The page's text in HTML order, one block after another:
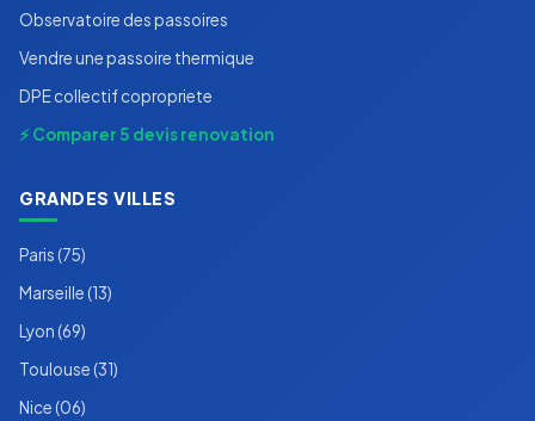
Observatoire des passoires
Vendre une passoire thermique
DPE collectif copropriete
⚡ Comparer 5 devis renovation
GRANDES VILLES
Paris (75)
Marseille (13)
Lyon (69)
Toulouse (31)
Nice (06)